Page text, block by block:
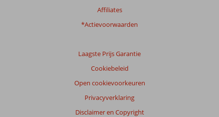
Affiliates
*Actievoorwaarden
Laagste Prijs Garantie
Cookiebeleid
Open cookievoorkeuren
Privacyverklaring
Disclaimer en Copyright